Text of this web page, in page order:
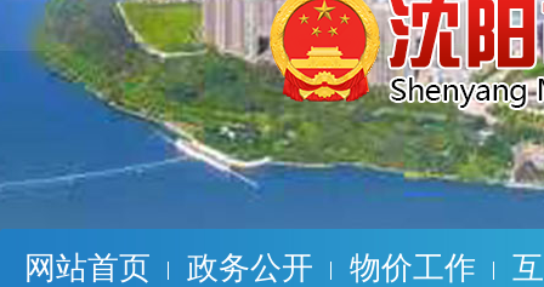
网站首页 政务公开 物价工作